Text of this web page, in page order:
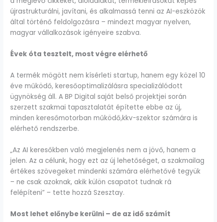
újrastrukturálni, javítani, és alkalmassá tenni az AI-eszközök
által történő feldolgozásra – mindezt magyar nyelven,
magyar vállalkozások igényeire szabva.
Évek óta tesztelt, most végre elérhető
A termék mögött nem kísérleti startup, hanem egy közel 10
éve működő, keresőoptimalizálásra specializálódott
ügynökség áll. A BP Digital saját belső projektjei során
szerzett szakmai tapasztalatát építette ebbe az új,
minden keresőmotorban működő,kkv-szektor számára is
elérhető rendszerbe.
„Az AI keresőkben való megjelenés nem a jövő, hanem a
jelen. Az a célunk, hogy ezt az új lehetőséget, a szakmailag
értékes szövegeket mindenki számára elérhetővé tegyük
– ne csak azoknak, akik külön csapatot tudnak rá
felépíteni” – tette hozzá Szesztay.
Most lehet előnybe kerülni – de az idő számít